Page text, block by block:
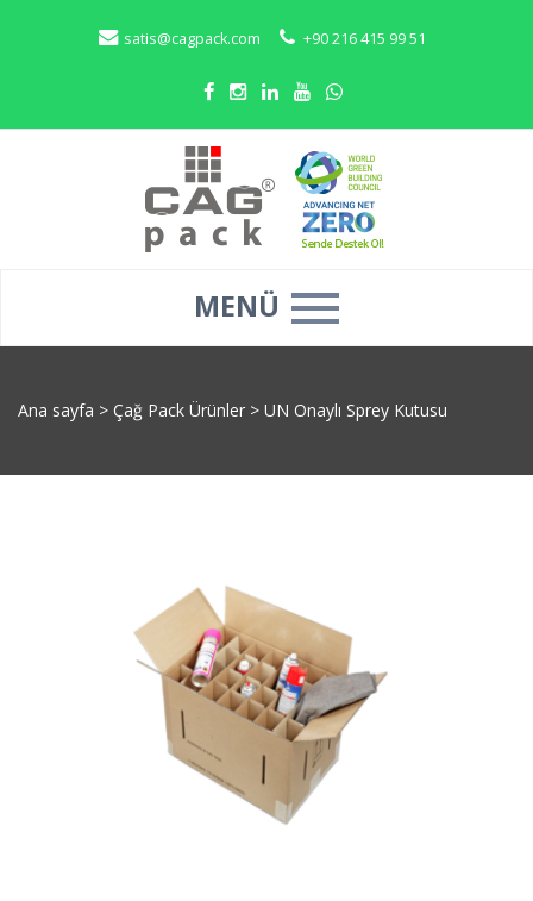
satis@cagpack.com +90 216 415 99 51
MENÜ
Ana sayfa > Çağ Pack Ürünler > UN Onaylı Sprey Kutusu